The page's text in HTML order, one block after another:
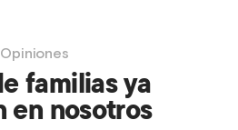
Opiniones
familias ya
en nosotros